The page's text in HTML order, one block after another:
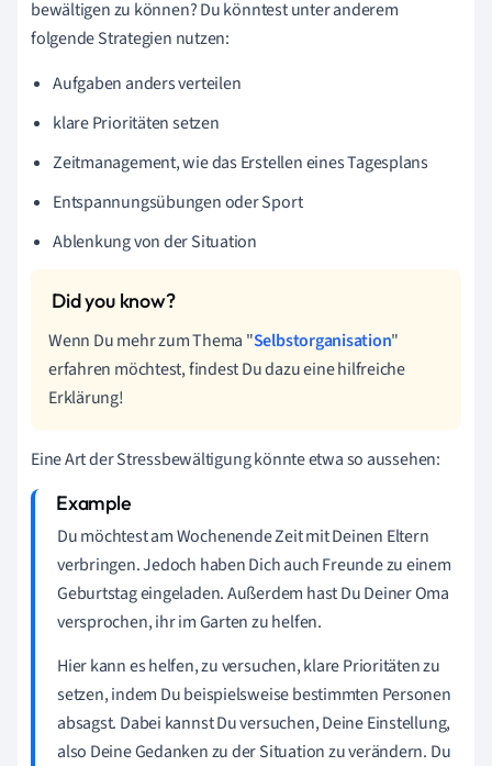
bewältigen zu können? Du könntest unter anderem
folgende Strategien nutzen:
Aufgaben anders verteilen
klare Prioritäten setzen
Zeitmanagement, wie das Erstellen eines Tagesplans
Entspannungsübungen oder Sport
Ablenkung von der Situation
Wenn Du mehr zum Thema "Selbstorganisation"
erfahren möchtest, findest Du dazu eine hilfreiche
Erklärung!
Eine Art der Stressbewältigung könnte etwa so aussehen:
Du möchtest am Wochenende Zeit mit Deinen Eltern
verbringen. Jedoch haben Dich auch Freunde zu einem
Geburtstag eingeladen. Außerdem hast Du Deiner Oma
versprochen, ihr im Garten zu helfen.
Hier kann es helfen, zu versuchen, klare Prioritäten zu
setzen, indem Du beispielsweise bestimmten Personen
absagst. Dabei kannst Du versuchen, Deine Einstellung,
also Deine Gedanken zu der Situation zu verändern. Du